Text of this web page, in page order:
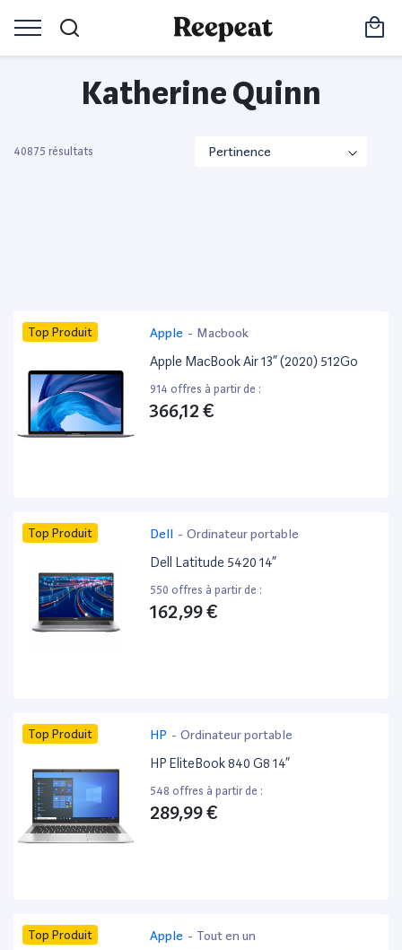
Katherine Quinn
40875 résultats
Top Produit Apple - Macbook
Apple MacBook Air 13” (2020) 512Go
914 offres à partir de :
366,12 €
Top Produit Dell - Ordinateur portable
Dell Latitude 5420 14”
550 offres à partir de :
162,99 €
Top Produit HP - Ordinateur portable
HP EliteBook 840 G8 14”
548 offres à partir de :
289,99 €
Top Produit Apple - Tout en un